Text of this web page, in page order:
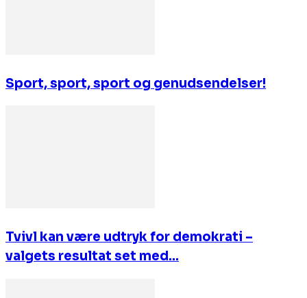
Sport, sport, sport og genudsendelser!
Tvivl kan være udtryk for demokrati –
valgets resultat set med...